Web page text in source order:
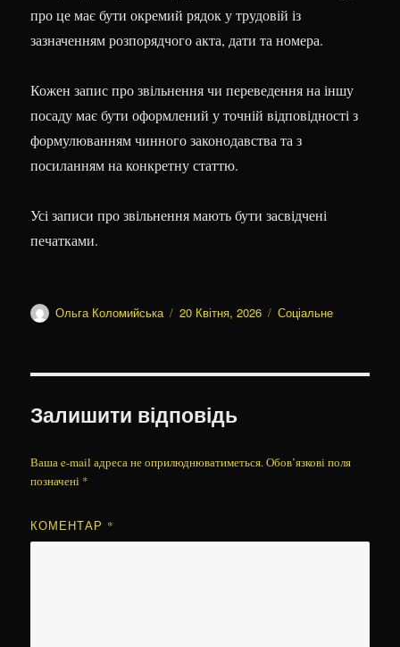
про це має бути окремий рядок у трудовій із
зазначенням розпорядчого акта, дати та номера.
Кожен запис про звільнення чи переведення на іншу
посаду має бути оформлений у точній відповідності з
формулюванням чинного законодавства та з
посиланням на конкретну статтю.
Усі записи про звільнення мають бути засвідчені
печатками.
Автор
Ольга Коломийська Оприлюднено
20 Квітня, 2026 Категорії
Соціальне
Залишити відповідь
Ваша e-mail адреса не оприлюднюватиметься.Обов’язкові поля
позначені *
КОМЕНТАР *